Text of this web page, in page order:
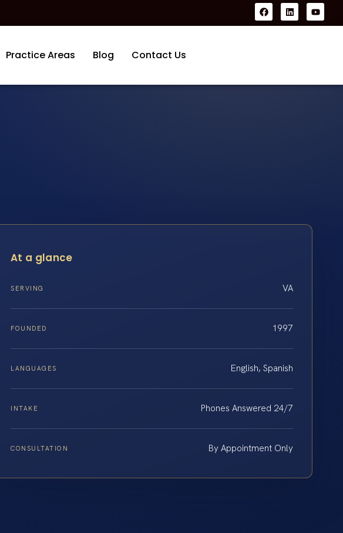
Practice Areas Blog Contact Us
At a glance
SERVING VA
FOUNDED 1997
LANGUAGES English, Spanish
INTAKE Phones Answered 24/7
CONSULTATION By Appointment Only